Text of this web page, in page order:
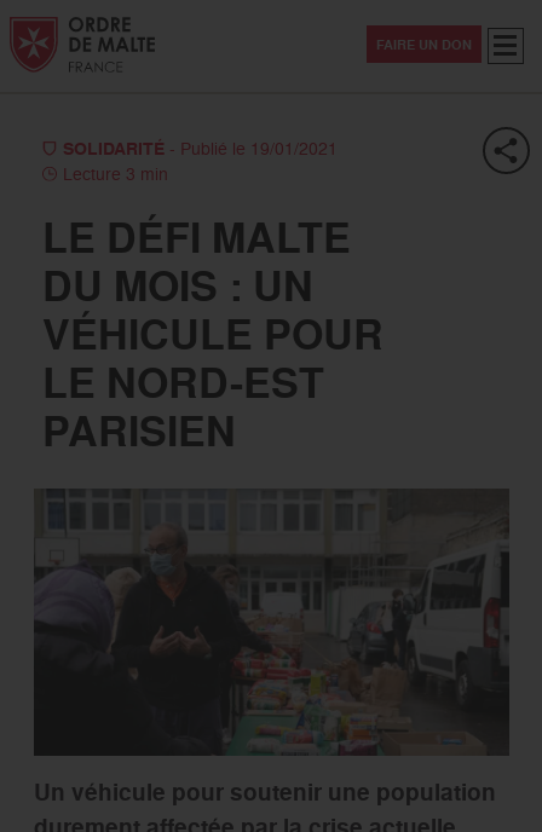
Aller au contenu
Aller à la recherche
Aller au menu
FAIRE UN DON
SOLIDARITÉ - Publié le 19/01/2021
Lecture 3 min
LE DÉFI MALTE
DU MOIS : UN
VÉHICULE POUR
LE NORD-EST
PARISIEN
Un véhicule pour soutenir une population